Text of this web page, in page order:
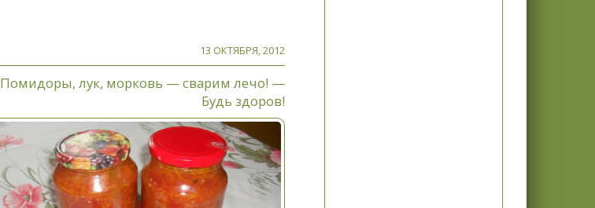
13 ОКТЯБРЯ, 2012
Помидоры, лук, морковь — сварим лечо! —
Будь здоров!